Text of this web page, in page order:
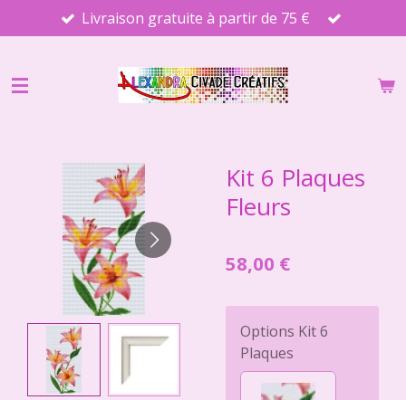
au
principal
Livraison gratuite à partir de 75 €
Kit 6 Plaques
Fleurs
58,00 €
Options Kit 6
Plaques